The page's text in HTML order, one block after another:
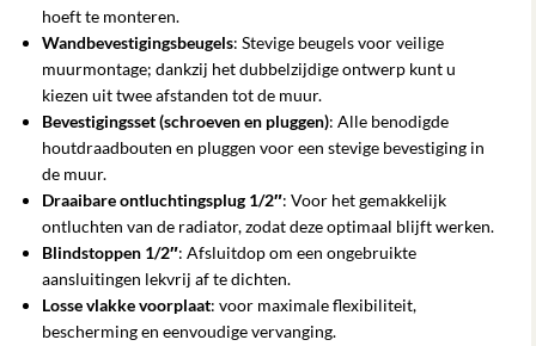
hoeft te monteren.
Wandbevestigingsbeugels: Stevige beugels voor veilige
muurmontage; dankzij het dubbelzijdige ontwerp kunt u
kiezen uit twee afstanden tot de muur.
Bevestigingsset (schroeven en pluggen): Alle benodigde
houtdraadbouten en pluggen voor een stevige bevestiging in
de muur.
Draaibare ontluchtingsplug 1/2″: Voor het gemakkelijk
ontluchten van de radiator, zodat deze optimaal blijft werken.
Blindstoppen 1/2″: Afsluitdop om een ongebruikte
aansluitingen lekvrij af te dichten.
Losse vlakke voorplaat: voor maximale flexibiliteit,
bescherming en eenvoudige vervanging.